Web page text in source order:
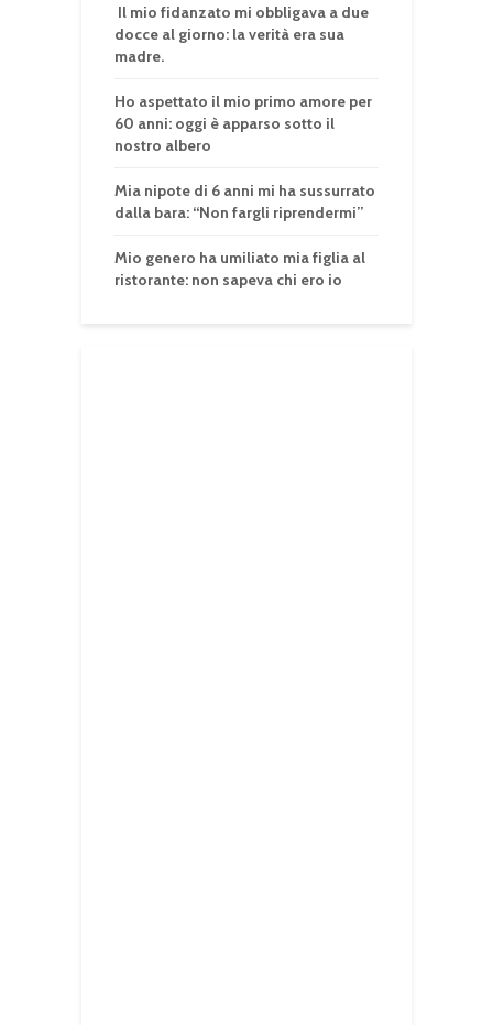
Il mio fidanzato mi obbligava a due
docce al giorno: la verità era sua
madre.
Ho aspettato il mio primo amore per
60 anni: oggi è apparso sotto il
nostro albero
Mia nipote di 6 anni mi ha sussurrato
dalla bara: “Non fargli riprendermi”
Mio genero ha umiliato mia figlia al
ristorante: non sapeva chi ero io